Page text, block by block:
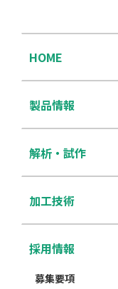
HOME
製品情報
解析・試作
加工技術
採用情報
募集要項